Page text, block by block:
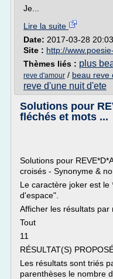
Je...
Lire la suite
Date: 2017-03-28
Site : http://
Thèmes liés : plus
reve d'amour / beau reve
reve d'une nuit d'ete
Solutions pour
fléchés et mots ...
Solutions pour
croisés - Synonyme &
Le caractère joker est
d'espace".
Afficher les résultats par
Tout
11
RÉSULTAT(S)
Les résultats sont triés
parenthèses le nombre